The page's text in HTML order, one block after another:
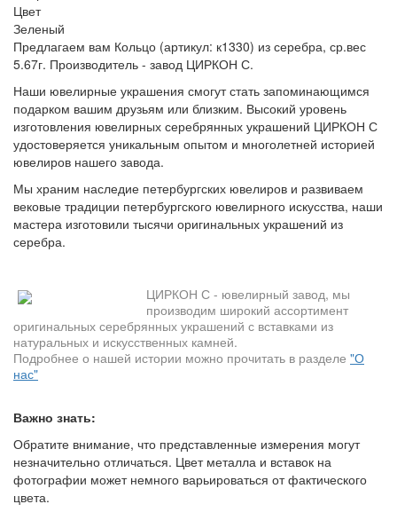
Цвет
Зеленый
Предлагаем вам Кольцо (артикул: к1330) из серебра, ср.вес
5.67г. Производитель - завод ЦИРКОН С.
Наши ювелирные украшения смогут стать запоминающимся
подарком вашим друзьям или близким. Высокий уровень
изготовления ювелирных серебрянных украшений ЦИРКОН С
удостоверяется уникальным опытом и многолетней историей
ювелиров нашего завода.
Мы храним наследие петербургских ювелиров и развиваем
вековые традиции петербургского ювелирного искусства, наши
мастера изготовили тысячи оригинальных украшений из
серебра.
ЦИРКОН С - ювелирный завод, мы
производим широкий ассортимент
оригинальных серебрянных украшений с вставками из
натуральных и искусственных камней.
Подробнее о нашей истории можно прочитать в разделе "О
нас"
Важно знать:
Обратите внимание, что представленные измерения могут
незначительно отличаться. Цвет металла и вставок на
фотографии может немного варьироваться от фактического
цвета.